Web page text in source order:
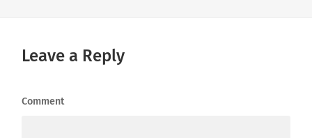
Leave a Reply
Comment